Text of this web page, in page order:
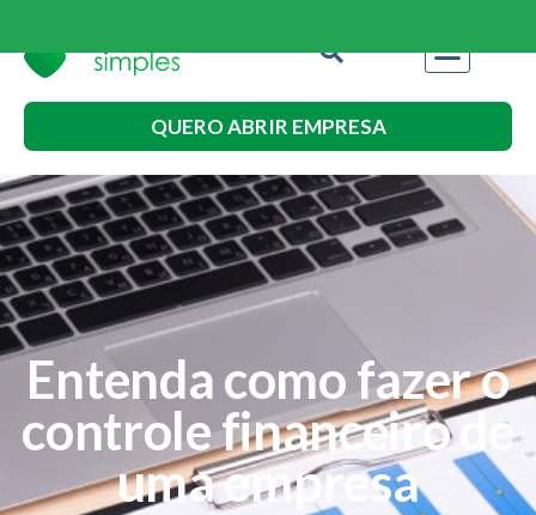
QUERO ABRIR EMPRESA
Entenda como fazer o
controle financeiro de
uma empresa